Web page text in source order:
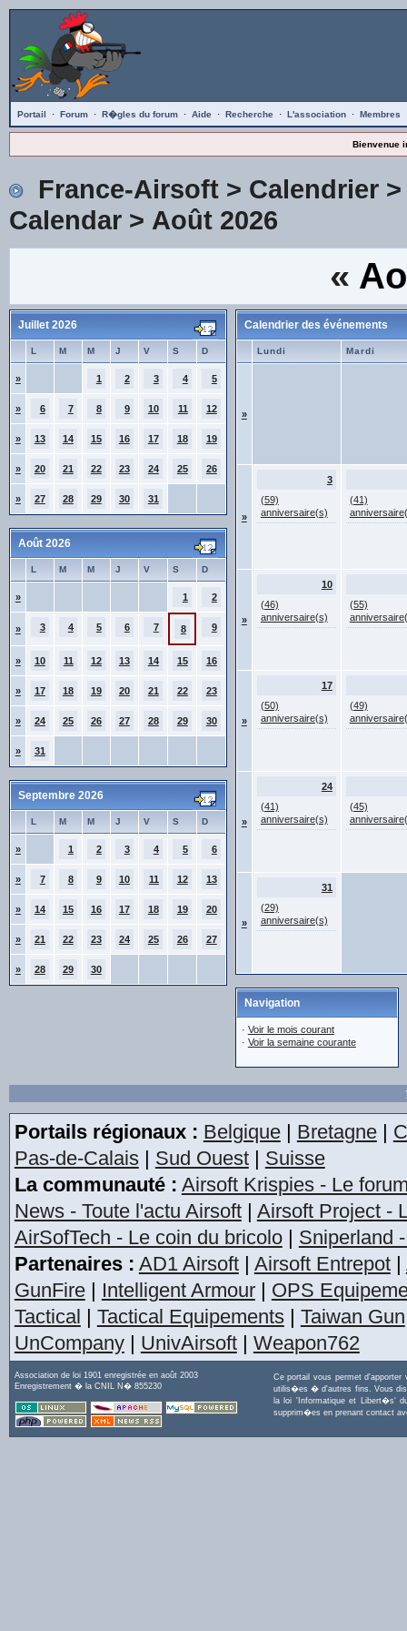
Portail · Forum · R�gles du forum · Aide · Recherche · L'association · Membres
Bienvenue
France-Airsoft> Calendrier
Calendar> Août 2026
«
Juillet 2026
L M M J V S D
» 1 2 3 4 5
» 6 7 8 9 10 11 12
» 13 14 15 16 17 18 19
» 20 21 22 23 24 25 26
» 27 28 29 30 31
Août 2026
L M M J V S D
» 1 2
» 3 4 5 6 7 8 9
» 10 11 12 13 14 15 16
» 17 18 19 20 21 22 23
» 24 25 26 27 28 29 30
» 31
Septembre 2026
L M M J V S D
» 1 2 3 4 5 6
» 7 8 9 10 11 12 13
» 14 15 16 17 18 19 20
» 21 22 23 24 25 26 27
» 28 29 30
Calendrier des événements
Lundi Mardi
»
»
3
(59)
anniversaire(s)
(41)
»
10
(46)
anniversaire(s)
(55)
»
17
(50)
anniversaire(s)
(49)
»
24
(41)
anniversaire(s)
(45)
»
31
(29)
anniversaire(s)
Navigation
· Voir le mois courant
· Voir la semaine courante
Portails régionaux : Belgique| Bretagne|
Pas-de-Calais| Sud Ouest| Suisse
La communauté : Airsoft Krispies - Le
News - Toute l'actu Airsoft| Airsoft Project -
AirSofTech - Le coin du bricolo| Sniperland
Partenaires : AD1 Airsoft| Airsoft Entrepot|
GunFire| Intelligent Armour| OPS
Tactical | Tactical Equipements| Taiwan Gun
UnCompany| UnivAirsoft| Weapon762
Association de loi 1901 enregistrée en août 2003
Enregistrement � la CNIL N� 855230
Ce portail vous permet
utilis�es � d'autres fins. Vous
la loi 'Informatique et Libert�s'
supprim�es en prenant contact